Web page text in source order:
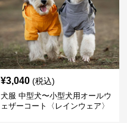
¥3,040 (税込)
犬服 中型犬〜小型犬用オールウ
ェザーコート〈レインウェア〉